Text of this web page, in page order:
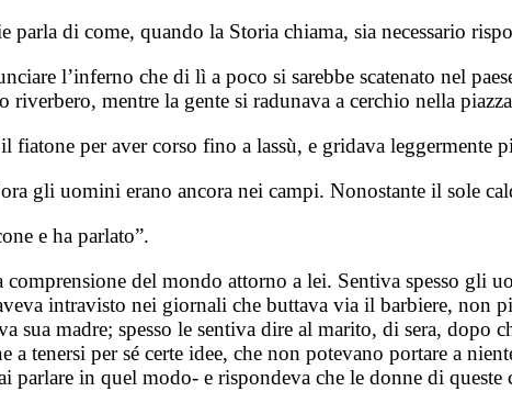
parla di come, quando la Storia chiama, sia necessario
l’inferno che di lì a poco si sarebbe scatenato nel
mentre la gente si radunava a cerchio nella
fiatone per aver corso fino a lassù, e gridava leggermente
gli uomini erano ancora nei campi. Nonostante il sole
e ha parlato”.
del mondo attorno a lei. Sentiva spesso gli
intravisto nei giornali che buttava via il barbiere, non
sua madre; spesso le sentiva dire al marito, di sera, dopo
a tenersi per sé certe idee, che non potevano portare a
parlare in quel modo- e rispondeva che le donne di